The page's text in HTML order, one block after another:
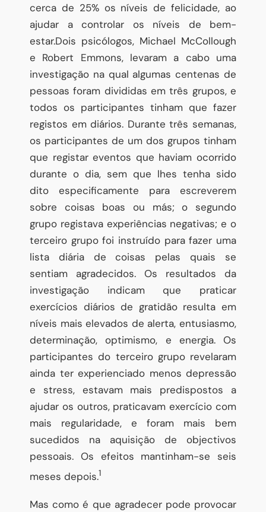
cerca de 25% os níveis de felicidade, ao
ajudar a controlar os níveis de bem-
estar.Dois psicólogos, Michael McCollough
e Robert Emmons, levaram a cabo uma
investigação na qual algumas centenas de
pessoas foram divididas em três grupos, e
todos os participantes tinham que fazer
registos em diários. Durante três semanas,
os participantes de um dos grupos tinham
que registar eventos que haviam ocorrido
durante o dia, sem que lhes tenha sido
dito especificamente para escreverem
sobre coisas boas ou más; o segundo
grupo registava experiências negativas; e o
terceiro grupo foi instruído para fazer uma
lista diária de coisas pelas quais se
sentiam agradecidos. Os resultados da
investigação indicam que praticar
exercícios diários de gratidão resulta em
níveis mais elevados de alerta, entusiasmo,
determinação, optimismo, e energia. Os
participantes do terceiro grupo revelaram
ainda ter experienciado menos depressão
e stress, estavam mais predispostos a
ajudar os outros, praticavam exercício com
mais regularidade, e foram mais bem
sucedidos na aquisição de objectivos
pessoais. Os efeitos mantinham-se seis
meses depois.1
Mas como é que agradecer pode provocar